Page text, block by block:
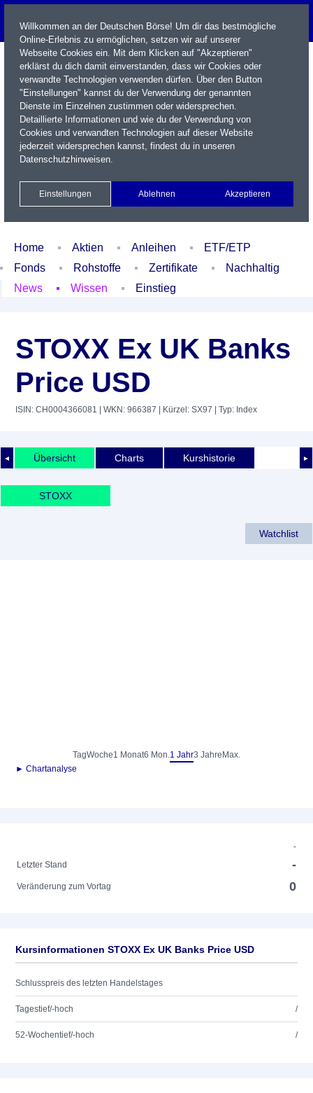
Name / WKN / ISIN / Kürzel
Xetra Realtime
Watchlist Portfolio Login
Home Aktien Anleihen
ETF/ETP
Fonds
Rohstoffe Zertifikate
Nachhaltig
News
Wissen Einstieg
STOXX Ex UK Banks
Price USD
ISIN: CH0004366081 | WKN: 966387 | Kürzel: SX97 | Typ: Index
◄ ►
Übersicht Charts Kurshistorie
STOXX
Watchlist
TagWoche1 Monat6 Mon.1 Jahr3 Jahre Max.
► Chartanalyse
-
Letzter Stand
-
Veränderung zum Vortag 0
Kursinformationen STOXX Ex UK Banks Price USD
Schlusspreis des letzten Handelstages
Tagestief/-hoch /
52-Wochentief/-hoch /
Willkommen an der Deutschen Börse! Um dir das bestmögliche
Online-Erlebnis zu ermöglichen, setzen wir auf unserer
Webseite Cookies ein. Mit dem Klicken auf "Akzeptieren"
erklärst du dich damit einverstanden, dass wir Cookies oder
verwandte Technologien verwenden dürfen. Über den Button
"Einstellungen" kannst du der Verwendung der genannten
Dienste im Einzelnen zustimmen oder widersprechen.
Detaillierte Informationen und wie du der Verwendung von
Cookies und verwandten Technologien auf dieser Website
jederzeit widersprechen kannst, findest du in unseren
Datenschutzhinweisen.
Einstellungen Ablehnen Akzeptieren